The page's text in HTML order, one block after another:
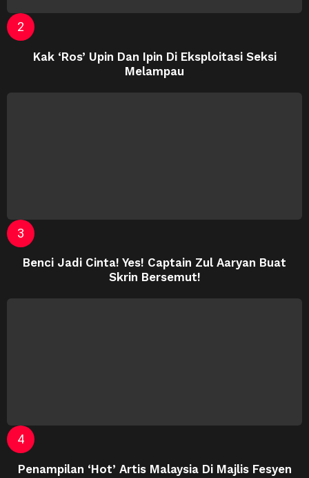
Kak ‘Ros’ Upin Dan Ipin Di Eksploitasi Seksi
Melampau
Benci Jadi Cinta! Yes! Captain Zul Aaryan Buat
Skrin Bersemut!
Penampilan ‘Hot’ Artis Malaysia Di Majlis Fesyen